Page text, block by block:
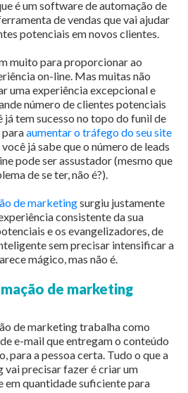
é um software de automação de
de vendas que vai ajudar
potenciais em novos clientes.
muito para proporcionar ao
on-line. Mas muitas não
uma experiência excepcional e
número de clientes potenciais
já tem sucesso no topo do funil de
paraaumentar o tráfego do seu site
você já sabe que o número de leads
pode ser assustador (mesmo que
de se ter, não é?).
de marketingsurgiu justamente
consistente da sua
e os evangelizadores, de
sem precisar intensificar a
mágico, mas não é.
de marketing
de marketing trabalha como
e-mail que entregam o conteúdo
para a pessoa certa. Tudo o que a
vai precisar fazer é criar um
em quantidade suficiente para